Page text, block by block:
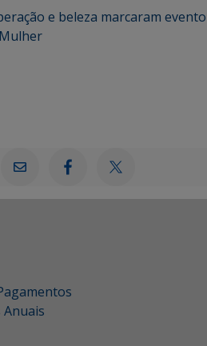
e beleza marcaram evento